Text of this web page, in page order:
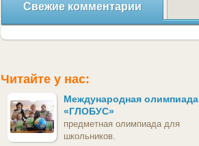
Свежие комментарии
Читайте у нас:
Международная олимпиада
«ГЛОБУС»
предметная олимпиада для
школьников.